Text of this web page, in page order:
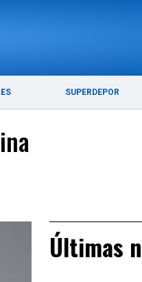
SUPERDEPOR
Últimas